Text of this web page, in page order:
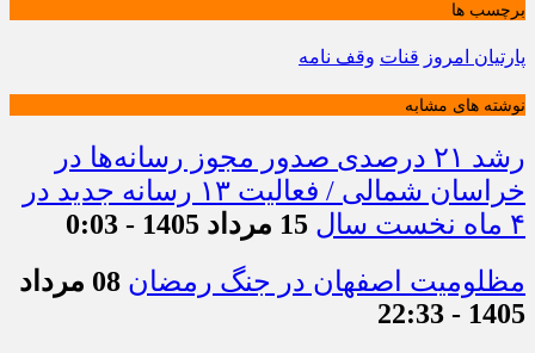
برچسب ها
پارتیان امروز قنات وقف نامه
نوشته های مشابه
رشد ۲۱ درصدی صدور مجوز رسانه‌ها در
خراسان شمالی / فعالیت ۱۳ رسانه جدید در
۴ ماه نخست سال
15 مرداد 1405 - 0:03
مظلومیت اصفهان در جنگ رمضان
08 مرداد
1405 - 22:33